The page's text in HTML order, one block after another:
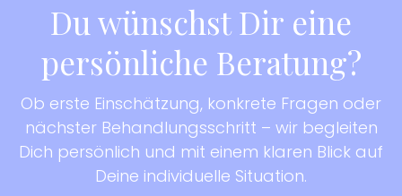
Du wünschst Dir eine
persönliche Beratung?
Ob erste Einschätzung, konkrete Fragen oder
nächster Behandlungsschritt – wir begleiten
Dich persönlich und mit einem klaren Blick auf
Deine individuelle Situation.